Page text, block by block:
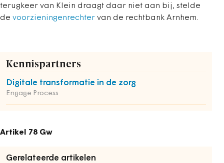
terugkeer van Klein draagt daar niet aan bij, stelde
de voorzieningenrechter van de rechtbank Arnhem.
Kennispartners
Digitale transformatie in de zorg
Engage Process
Artikel 78 Gw
Gerelateerde artikelen